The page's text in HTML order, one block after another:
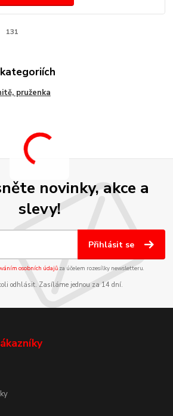
131
pruženka
novinky, akce a
slevy!
Přihlásit se
osobních údajůza účelem rozesílky newsletteru.
odhlásit. Zasíláme jednou za 14 dní.